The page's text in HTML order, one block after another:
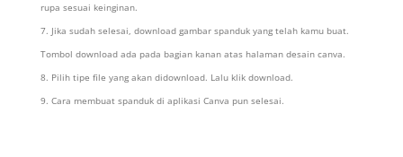
rupa sesuai keinginan.
Jika sudah selesai, download gambar spanduk yang telah kamu buat.
Tombol download ada pada bagian kanan atas halaman desain canva.
Pilih tipe file yang akan didownload. Lalu klik download.
Cara membuat spanduk di aplikasi Canva pun selesai.